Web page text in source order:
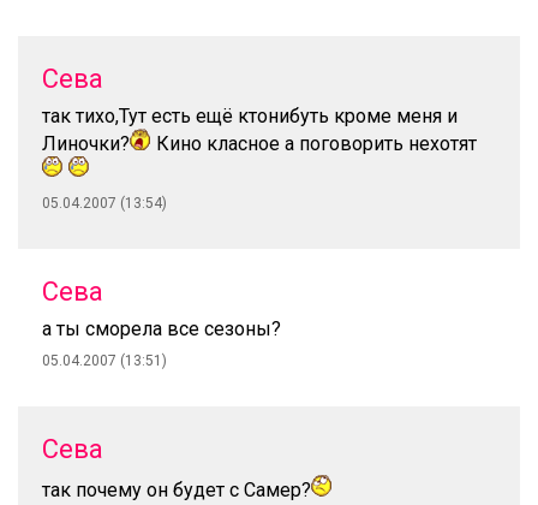
Сева
так тихо,Тут есть ещё ктонибуть кроме меня и
Линочки?
Кино класное а поговорить нехотят
05.04.2007 (13:54)
Сева
а ты сморела все сезоны?
05.04.2007 (13:51)
Сева
так почему он будет с Самер?